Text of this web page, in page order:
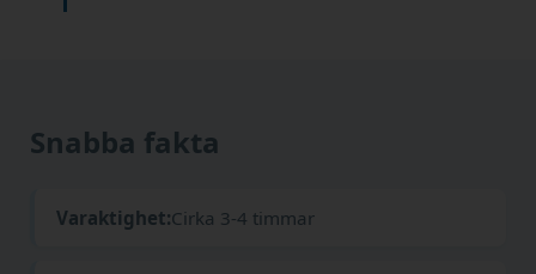
Snabba fakta
Varaktighet:Cirka 3-4 timmar